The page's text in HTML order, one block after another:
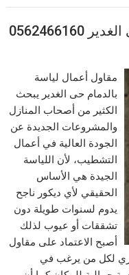
مقاول أعمال لياسة
بالدمام حى الغدير يبحث
الكثير من أصحاب المنازل
والمشروعات الجديدة عن
الجودة العالية في أعمال
التشطيب، لأن اللياسة
الجيدة هي الأساس
الحقيقي لأي ديكور ناجح
يدوم لسنوات طويلة دون
تشققات أو عيوب لذلك
أصبح الاعتماد على مقاول
لكل من يرغب في